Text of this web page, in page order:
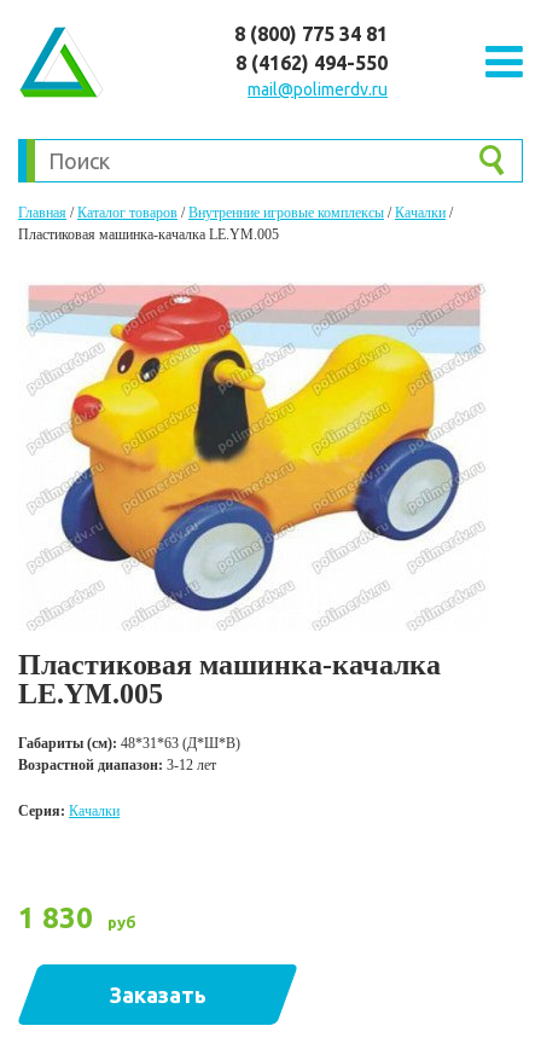
8 (800) 775 34 81
8 (4162) 494-550
mail@polimerdv.ru
Главная /Каталог товаров /Внутренние игровые комплексы /Качалки /
Пластиковая машинка-качалка LE.YM.005
Пластиковая машинка-качалка
LE.YM.005
Габариты (см): 48*31*63 (Д*Ш*В)
Возрастной диапазон: 3-12 лет
Серия: Качалки
1 830 руб
Заказать